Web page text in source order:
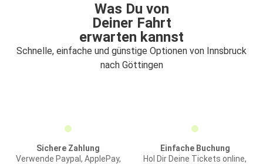
Was Du von
Deiner Fahrt
erwarten kannst
Schnelle, einfache und günstige Optionen von Innsbruck
nach Göttingen
Sichere Zahlung
Verwende Paypal, ApplePay,
Einfache Buchung
Hol Dir Deine Tickets online,